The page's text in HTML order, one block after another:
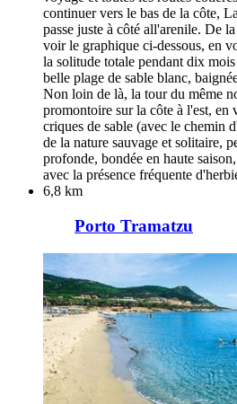
continuer vers le bas de la côte,
passe juste à côté all'arenile. De
voir le graphique ci-dessous, en
la solitude totale pendant dix
belle plage de sable blanc,
Non loin de là, la tour du même
promontoire sur la côte à l'est, en
criques de sable (avec le chemin
de la nature sauvage et solitaire,
profonde, bondée en haute
avec la présence fréquente
6,8 km
Porto Tramatzu